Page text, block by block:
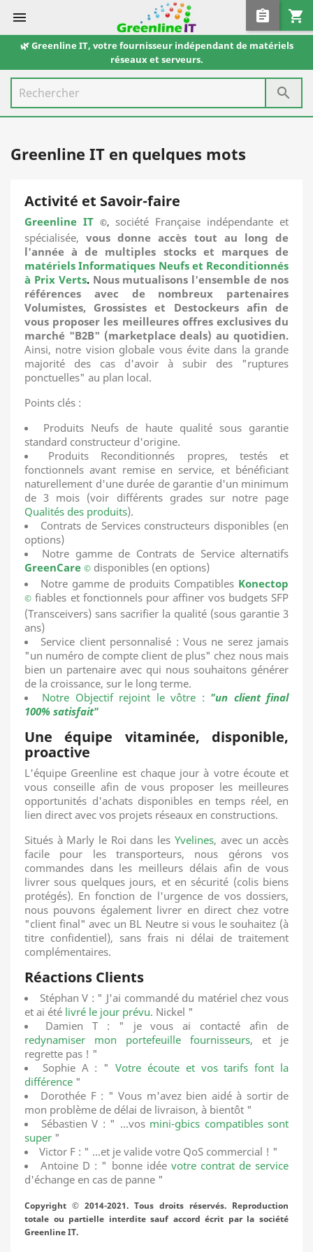
 shopping_cart
assignment
🌿 Greenline IT, votre fournisseur indépendant de matériels
réseaux et serveurs.

Greenline IT en quelques mots
Activité et Savoir-faire
Greenline IT©, société Française indépendante et
spécialisée,vous donne accès tout au long de
l'année à de multiples stocks et marques de
matériels Informatiques Neufs et Reconditionnés
à Prix Verts. Nous mutualisons l'ensemble de nos
références avec de nombreux partenaires
Volumistes, Grossistes et Destockeurs afin de
vous proposer les meilleures offres exclusives du
marché "B2B" (marketplace deals) au quotidien.
Ainsi, notre vision globale vous évite dans la grande
majorité des cas d'avoir à subir des "ruptures
ponctuelles" au plan local.
Points clés :
Produits Neufs de haute qualité sous garantie
standard constructeur d'origine.
Produits Reconditionnés propres, testés et
fonctionnels avant remise en service, et bénéficiant
naturellement d'une durée de garantie d'un minimum
de 3 mois (voir différents grades sur notre page
Qualités des produits).
Contrats de Services constructeurs disponibles (en
options)
Notre gamme de Contrats de Service alternatifs
GreenCare © disponibles (en options)
Notre gamme de produits Compatibles Konectop
© fiables et fonctionnels pour affiner vos budgets SFP
(Transceivers) sans sacrifier la qualité (sous garantie 3
ans)
Service client personnalisé : Vous ne serez jamais
"un numéro de compte client de plus" chez nous mais
bien un partenaire avec qui nous souhaitons générer
de la croissance, sur le long terme.
Notre Objectif rejoint le vôtre : "un client final
100% satisfait"
Une équipe vitaminée, disponible,
proactive
L'équipe Greenline est chaque jour à votre écoute et
vous conseille afin de vous proposer les meilleures
opportunités d'achats disponibles en temps réel, en
lien direct avec vos projets réseaux en constructions.
Situés à Marly le Roi dans les Yvelines, avec un accès
facile pour les transporteurs, nous gérons vos
commandes dans les meilleurs délais afin de vous
livrer sous quelques jours, et en sécurité (colis biens
protégés). En fonction de l'urgence de vos dossiers,
nous pouvons également livrer en direct chez votre
"client final" avec un BL Neutre si vous le souhaitez (à
titre confidentiel), sans frais ni délai de traitement
complémentaires.
Réactions Clients
Stéphan V : " J'ai commandé du matériel chez vous
et ai été livré le jour prévu. Nickel "
Damien T : " je vous ai contacté afin de
redynamiser mon portefeuille fournisseurs, et je
regrette pas ! "
Sophie A : "Votre écoute et vos tarifs font la
différence "
Dorothée F : " Vous m'avez bien aidé à sortir de
mon problème de délai de livraison, à bientôt "
Sébastien V : " ...vos mini-gbics compatibles sont
super "
Victor F : " ...et je valide votre QoS commercial ! "
Antoine D : " bonne idée votre contrat de service
d'échange en cas de panne "
Copyright © 2014-2021. Tous droits réservés. Reproduction
totale ou partielle interdite sauf accord écrit par la société
Greenline IT.